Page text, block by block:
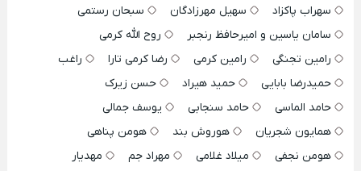
سهراب پاکزاد
سهیل مهرزادگان
سبحان رستمی
سامان یاسین و امیرحافظ رنجبر
روح الله کرمی
رامین تجنگی
رامین کرمی رضا کرمی تارا
راغب
حمیدرضا بابایی
حمید هیراد
حسن زیرک
حامد الماسی
حامد سنجابی
یوسف جمالی
همایون شجریان
هوروش بند
هومن پناهی
هومن نجفی
میلاد غلامی مهراد جم
مهدیار